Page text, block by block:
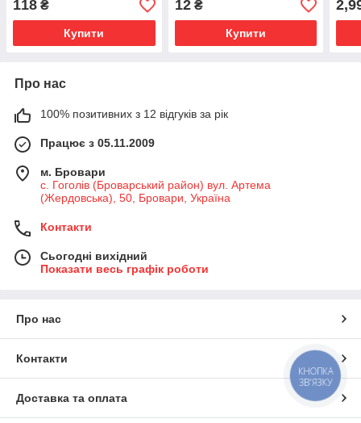
118 ₴
Купити
12₴
Купити
Про нас
100% позитивних з 12 відгуків за рік
Працює з 05.11.2009
м. Бровари
с. Гоголів (Броварський район) вул. Артема
(Жердовська), 50, Бровари, Україна
Контакти
Сьогодні вихідний
Показати весь графік роботи
Про нас
Контакти
Доставка та оплата
КНОПКА
ЗВ'ЯЗКУ